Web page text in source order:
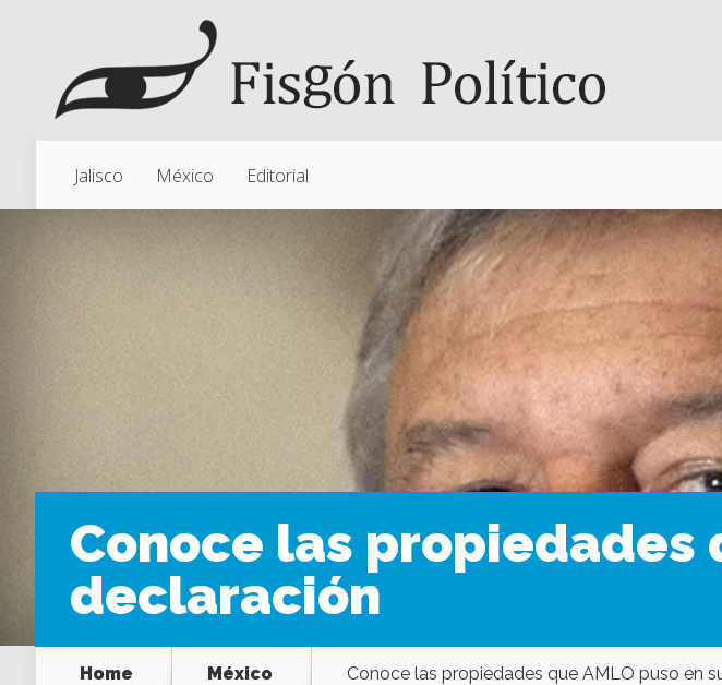
Jalisco México Editorial
Conoce las propiedades
declaración
Home México Conoce las propiedades que AMLO puso en